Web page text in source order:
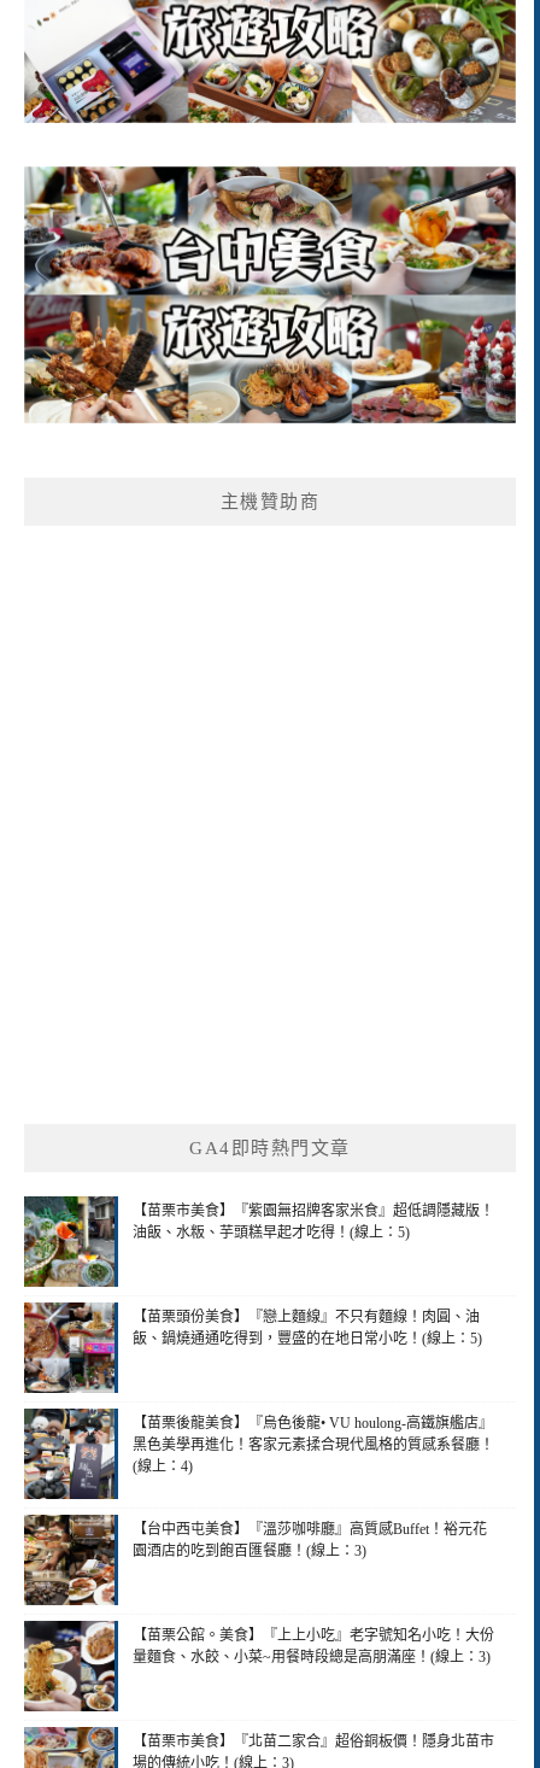
主機贊助商
GA4即時熱門文章
【苗栗市美食】『紫園無招牌客家米食』超低調隱藏版！
油飯、水粄、芋頭糕早起才吃得！(線上：5)
【苗栗頭份美食】『戀上麵線』不只有麵線！肉圓、油
飯、鍋燒通通吃得到，豐盛的在地日常小吃！(線上：5)
【苗栗後龍美食】『烏色後龍• VU houlong-高鐵旗艦店』
黑色美學再進化！客家元素揉合現代風格的質感系餐廳！
(線上：4)
【台中西屯美食】『溫莎咖啡廳』高質感Buffet！裕元花
園酒店的吃到飽百匯餐廳！(線上：3)
【苗栗公館。美食】『上上小吃』老字號知名小吃！大份
量麵食、水餃、小菜~用餐時段總是高朋滿座！(線上：3)
【苗栗市美食】『北苗二家合』超俗銅板價！隱身北苗市
場的傳統小吃！(線上：3)